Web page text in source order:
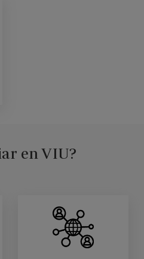
en VIU?